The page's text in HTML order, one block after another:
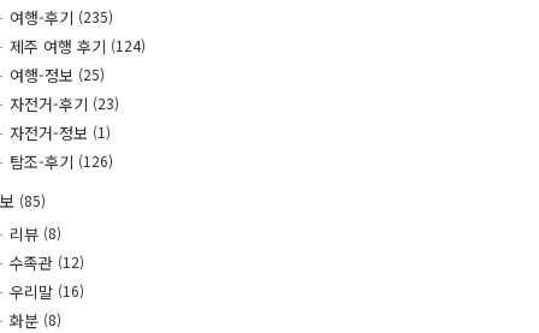
여행-후기 (235)
제주 여행 후기 (124)
여행-정보 (25)
자전거-후기 (23)
자전거-정보 (1)
탐조-후기 (126)
(85)
리뷰 (8)
수족관 (12)
우리말 (16)
화분 (8)